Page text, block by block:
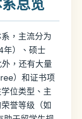
总览
，主流分为
年）、硕士
，还有大量
）和证书项
位类型、主
誉等级（如